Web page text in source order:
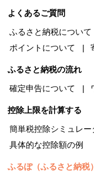
よくあるご質問
ふるさと納税について
ポイントについて
ふるさと納税の流れ
確定申告について
控除上限を計算する
簡単税控除シミュレー
具体的な控除額の例
ふるぽ（ふるさと納税